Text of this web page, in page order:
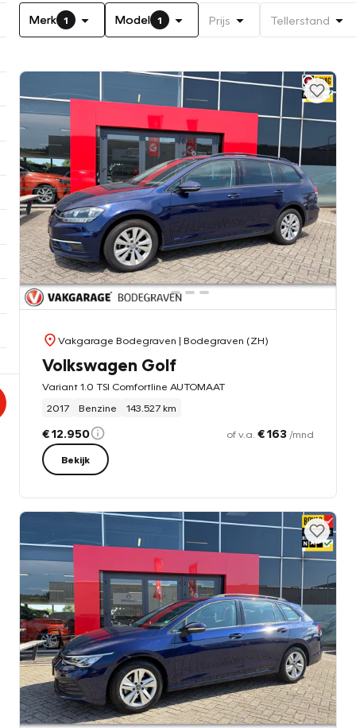
Merk 1 Model 1 Prijs Tellerstand
Vakgarage Bodegraven | Bodegraven (ZH)
Volkswagen Golf
Variant 1.0 TSI Comfortline AUTOMAAT
2017
Benzine 143.527 km
€ 12.950 of v.a. € 163 /mnd
Bekijk